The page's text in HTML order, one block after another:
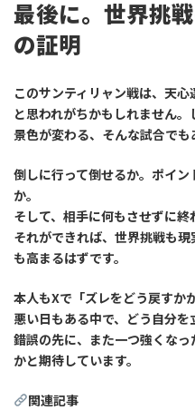
最後に。世界挑
の証明
このサンティリャン戦は、天
と思われがちかもしれません。
景色が変わる、そんな試合でも
倒しに行って倒せるか。ポイ
か。
そして、相手に何もさせずに終
それができれば、世界挑戦も
も高まるはずです。
本人もXで「ズレをどう戻すか
悪い日もある中で、どう自分
錯誤の先に、また一つ強くな
かと期待しています。
関連記事